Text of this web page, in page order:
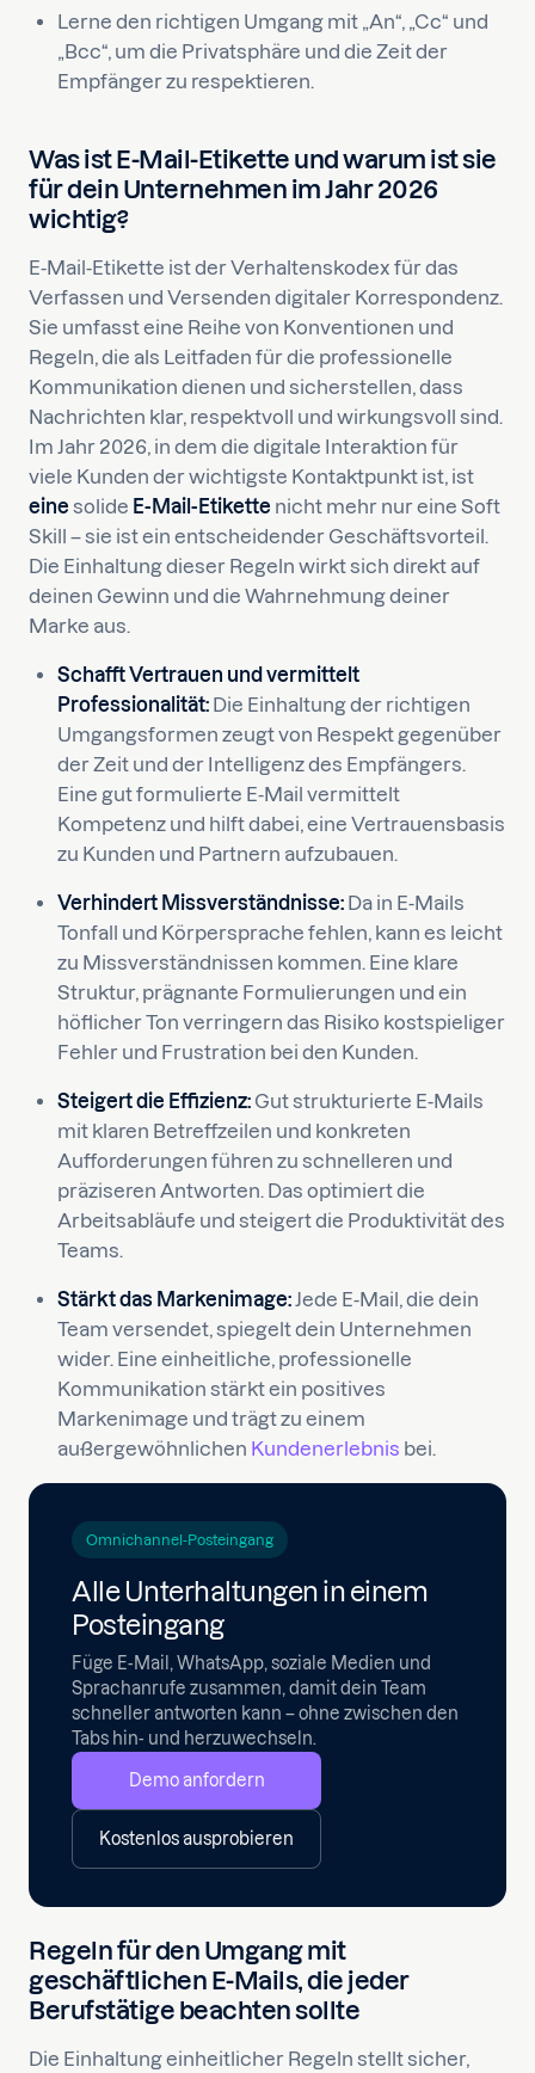
Lerne den richtigen Umgang mit „An“, „Cc“ und
„Bcc“, um die Privatsphäre und die Zeit der
Empfänger zu respektieren.
Was ist E-Mail-Etikette und warum ist sie
für dein Unternehmen im Jahr 2026
wichtig?
E-Mail-Etikette ist der Verhaltenskodex für das
Verfassen und Versenden digitaler Korrespondenz.
Sie umfasst eine Reihe von Konventionen und
Regeln, die als Leitfaden für die professionelle
Kommunikation dienen und sicherstellen, dass
Nachrichten klar, respektvoll und wirkungsvoll sind.
Im Jahr 2026, in dem die digitale Interaktion für
viele Kunden der wichtigste Kontaktpunkt ist, ist
eine solide E-Mail-Etikette nicht mehr nur eine Soft
Skill – sie ist ein entscheidender Geschäftsvorteil.
Die Einhaltung dieser Regeln wirkt sich direkt auf
deinen Gewinn und die Wahrnehmung deiner
Marke aus.
Schafft Vertrauen und vermittelt
Professionalität: Die Einhaltung der richtigen
Umgangsformen zeugt von Respekt gegenüber
der Zeit und der Intelligenz des Empfängers.
Eine gut formulierte E-Mail vermittelt
Kompetenz und hilft dabei, eine Vertrauensbasis
zu Kunden und Partnern aufzubauen.
Verhindert Missverständnisse: Da in E-Mails
Tonfall und Körpersprache fehlen, kann es leicht
zu Missverständnissen kommen. Eine klare
Struktur, prägnante Formulierungen und ein
höflicher Ton verringern das Risiko kostspieliger
Fehler und Frustration bei den Kunden.
Steigert die Effizienz: Gut strukturierte E-Mails
mit klaren Betreffzeilen und konkreten
Aufforderungen führen zu schnelleren und
präziseren Antworten. Das optimiert die
Arbeitsabläufe und steigert die Produktivität des
Teams.
Stärkt das Markenimage:Jede E-Mail, die dein
Team versendet, spiegelt dein Unternehmen
wider. Eine einheitliche, professionelle
Kommunikation stärkt ein positives
Markenimage und trägt zu einem
außergewöhnlichen Kundenerlebnis bei.
Omnichannel-Posteingang
Alle Unterhaltungen in einem
Posteingang
Füge E-Mail, WhatsApp, soziale Medien und
Sprachanrufe zusammen, damit dein Team
schneller antworten kann – ohne zwischen den
Tabs hin- und herzuwechseln.
Demo anfordern
Kostenlos ausprobieren
Regeln für den Umgang mit
geschäftlichen E-Mails, die jeder
Berufstätige beachten sollte
Die Einhaltung einheitlicher Regeln stellt sicher,